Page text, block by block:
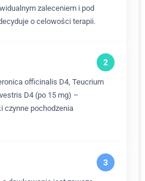
zaleceniem i pod
o celowości terapii.
officinalis D4, Teucrium
D4 (po 15 mg) –
czynne pochodzenia